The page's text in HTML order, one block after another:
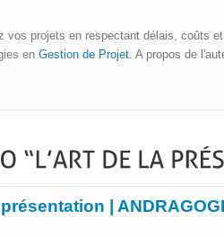
vos projets en respectant délais, coûts
en Gestion de Projet. A propos de
|